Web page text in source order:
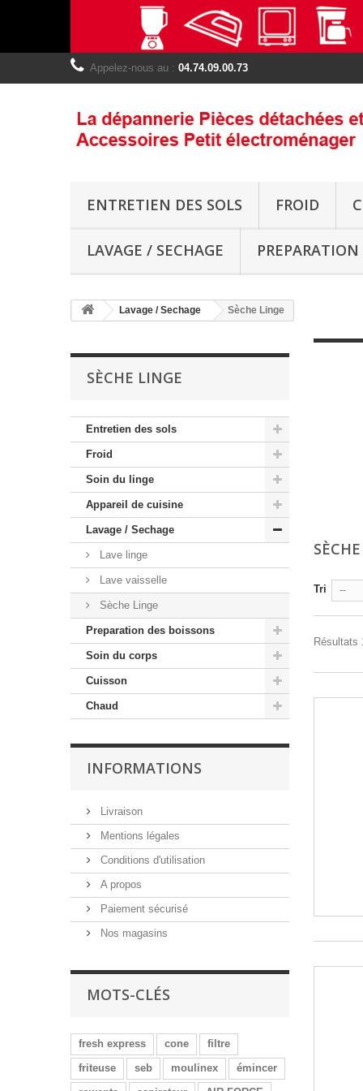
Appelez-nous au : 04.74.09.00.73
ENTRETIEN DES SOLS FROID
LAVAGE / SECHAGE
Lavage / Sechage Sèche Linge
SÈCHE LINGE
Entretien des sols
Froid
Soin du linge
Appareil de cuisine
Lavage / Sechage
Lave linge
Lave vaisselle
Sèche Linge
Preparation des boissons
Soin du corps
Cuisson
Chaud
INFORMATIONS
Livraison
Mentions légales
Conditions d'utilisation
A propos
Paiement sécurisé
Nos magasins
MOTS-CLÉS
fresh express cone
filtre
friteuse
seb moulinex
émincer
Tri --
Résultats